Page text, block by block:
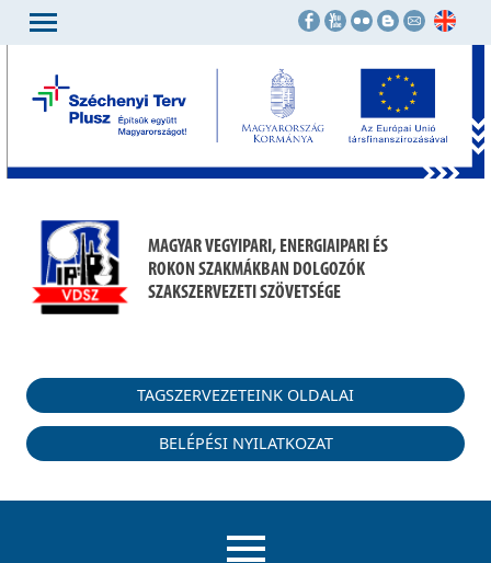
MAGYAR VEGYIPARI, ENERGIAIPARI ÉS
ROKON SZAKMÁKBAN DOLGOZÓK
SZAKSZERVEZETI SZÖVETSÉGE
TAGSZERVEZETEINK OLDALAI
BELÉPÉSI NYILATKOZAT